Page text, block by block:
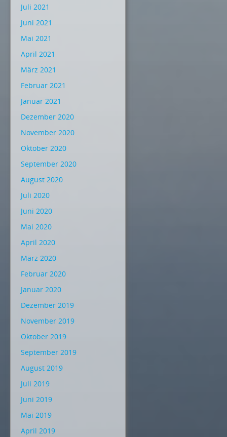
Juli 2021
Juni 2021
Mai 2021
April 2021
März 2021
Februar 2021
Januar 2021
Dezember 2020
November 2020
Oktober 2020
September 2020
August 2020
Juli 2020
Juni 2020
Mai 2020
April 2020
März 2020
Februar 2020
Januar 2020
Dezember 2019
November 2019
Oktober 2019
September 2019
August 2019
Juli 2019
Juni 2019
Mai 2019
April 2019